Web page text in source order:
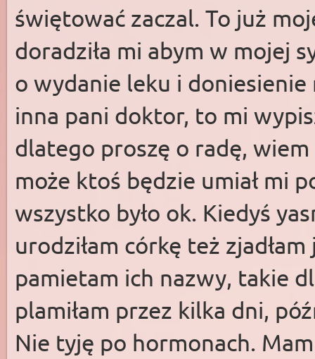
świętować zaczal. To już
doradziła mi abym w mojej
o wydanie leku i doniesienie
inna pani doktor, to mi
dlatego proszę o radę,
może ktoś będzie umiał mi
wszystko było ok. Kiedyś
urodziłam córkę też
pamietam ich nazwy, takie
plamiłam przez kilka dni,
Nie tyję po hormonach.